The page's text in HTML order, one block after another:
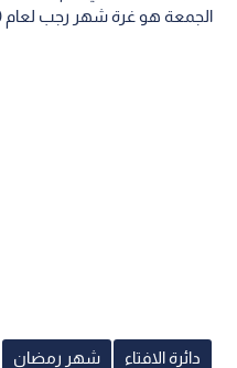
الجمعة هو غرة شهر رجب لعام 1440هجرية.
دائرة الافتاء شهر رمضان